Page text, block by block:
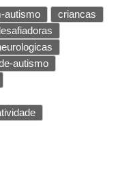
autismo
criancas
autismo